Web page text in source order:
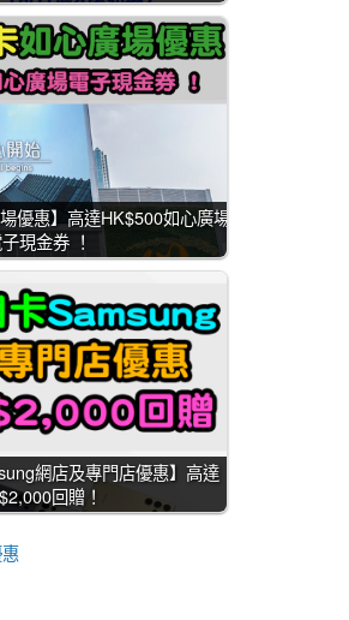
優惠】高達HK$500如心廣場
現金券 ！
網店及專門店優惠】高達
回贈！